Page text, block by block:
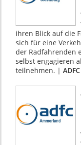
ihren Blick auf die
sich für eine
der Radfahrenden
selbst engagieren
teilnehmen. |